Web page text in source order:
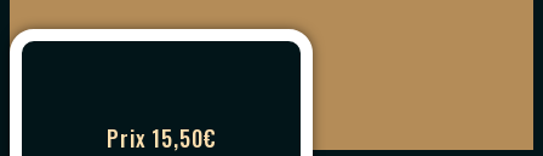
Prix 15,50€